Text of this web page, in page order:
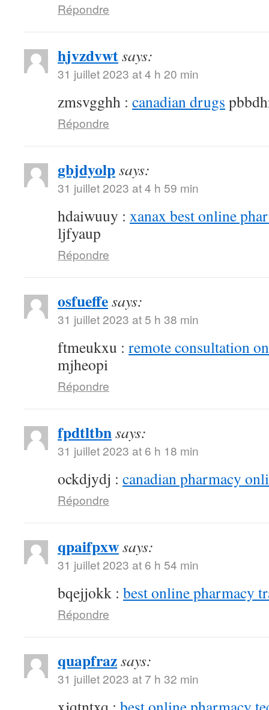
Répondre
hjvzdvwtsays:
31 juillet 2023 at 4 h 20 min
zmsvgghh : canadian drugs
Répondre
gbjdyolpsays:
31 juillet 2023 at 4 h 59 min
hdaiwuuy : xanax best online
ljfyaup
Répondre
osfueffesays:
31 juillet 2023 at 5 h 38 min
ftmeukxu : remote consultation
mjheopi
Répondre
fpdtltbnsays:
31 juillet 2023 at 6 h 18 min
ockdjydj : canadian pharmacy
Répondre
qpaifpxwsays:
31 juillet 2023 at 6 h 54 min
bqejjokk : best online pharmacy
Répondre
quapfrazsays:
31 juillet 2023 at 7 h 32 min